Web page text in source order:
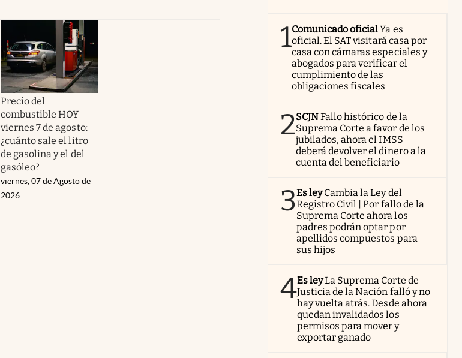
Precio del
combustible HOY
viernes 7 de agosto:
¿cuánto sale el litro
de gasolina y el del
gasóleo?
viernes, 07 de Agosto de
2026
1Comunicado oficialYa es
oficial. El SAT visitará casa por
casa con cámaras especiales y
abogados para verificar el
cumplimiento de las
obligaciones fiscales
2SCJNFallo histórico de la
Suprema Corte a favor de los
jubilados, ahora el IMSS
deberá devolver el dinero a la
cuenta del beneficiario
3Es ley Cambia la Ley del
Registro Civil | Por fallo de la
Suprema Corte ahora los
padres podrán optar por
apellidos compuestos para
sus hijos
4Es leyLa Suprema Corte de
Justicia de la Nación falló y no
hay vuelta atrás. Desde ahora
quedan invalidados los
permisos para mover y
exportar ganado